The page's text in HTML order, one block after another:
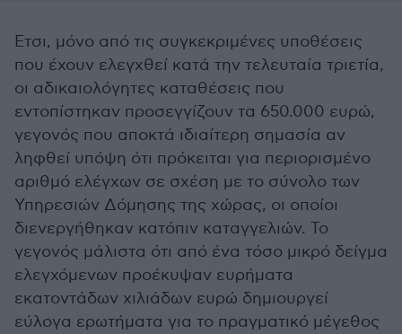
Ετσι, μόνο από τις συγκεκριμένες υποθέσεις
που έχουν ελεγχθεί κατά την τελευταία τριετία,
οι αδικαιολόγητες καταθέσεις που
εντοπίστηκαν προσεγγίζουν τα 650.000 ευρώ,
γεγονός που αποκτά ιδιαίτερη σημασία αν
ληφθεί υπόψη ότι πρόκειται για περιορισμένο
αριθμό ελέγχων σε σχέση με το σύνολο των
Υπηρεσιών Δόμησης της χώρας, οι οποίοι
διενεργήθηκαν κατόπιν καταγγελιών. Το
γεγονός μάλιστα ότι από ένα τόσο μικρό δείγμα
ελεγχόμενων προέκυψαν ευρήματα
εκατοντάδων χιλιάδων ευρώ δημιουργεί
εύλογα ερωτήματα για το πραγματικό μέγεθος